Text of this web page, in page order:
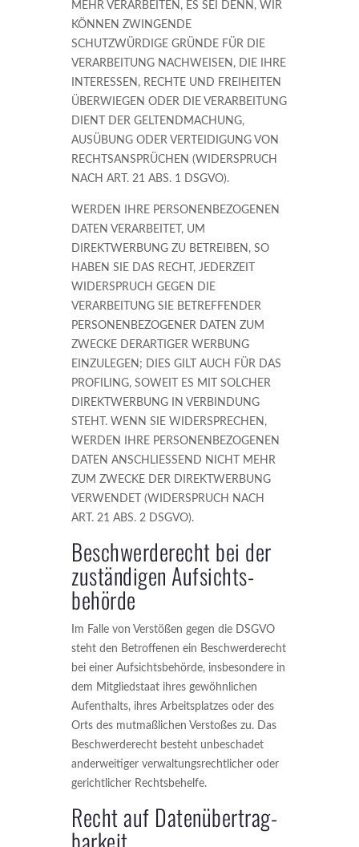
MEHR VERARBEITEN, ES SEI DENN, WIR
KÖNNEN ZWINGENDE
SCHUTZWÜRDIGE GRÜNDE FÜR DIE
VERARBEITUNG NACHWEISEN, DIE IHRE
INTERESSEN, RECHTE UND FREIHEITEN
ÜBERWIEGEN ODER DIE VERARBEITUNG
DIENT DER GELTENDMACHUNG,
AUSÜBUNG ODER VERTEIDIGUNG VON
RECHTSANSPRÜCHEN (WIDERSPRUCH
NACH ART. 21 ABS. 1 DSGVO).
WERDEN IHRE PERSONENBEZOGENEN
DATEN VERARBEITET, UM
DIREKTWERBUNG ZU BETREIBEN, SO
HABEN SIE DAS RECHT, JEDERZEIT
WIDERSPRUCH GEGEN DIE
VERARBEITUNG SIE BETREFFENDER
PERSONENBEZOGENER DATEN ZUM
ZWECKE DERARTIGER WERBUNG
EINZULEGEN; DIES GILT AUCH FÜR DAS
PROFILING, SOWEIT ES MIT SOLCHER
DIREKTWERBUNG IN VERBINDUNG
STEHT. WENN SIE WIDERSPRECHEN,
WERDEN IHRE PERSONENBEZOGENEN
DATEN ANSCHLIESSEND NICHT MEHR
ZUM ZWECKE DER DIREKTWERBUNG
VERWENDET (WIDERSPRUCH NACH
ART. 21 ABS. 2 DSGVO).
Beschwerde­recht bei der
zuständigen Aufsichts­
behörde
Im Falle von Verstößen gegen die DSGVO
steht den Betroffenen ein Beschwerderecht
bei einer Aufsichtsbehörde, insbesondere in
dem Mitgliedstaat ihres gewöhnlichen
Aufenthalts, ihres Arbeitsplatzes oder des
Orts des mutmaßlichen Verstoßes zu. Das
Beschwerderecht besteht unbeschadet
anderweitiger verwaltungsrechtlicher oder
gerichtlicher Rechtsbehelfe.
Recht auf Daten­übertrag­